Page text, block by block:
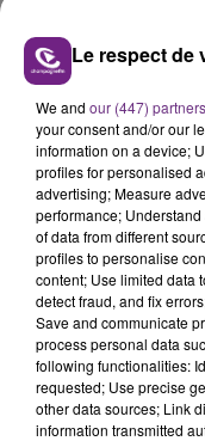
LE MAGASIN
SES PORTES
C'était l'une des
rémois. Le
fermer ses
TITRES
6h40
6h40
Le respect de
We and our (447) partners
your consent and/or our
information on a device;
profiles for personalised
advertising; Measure
performance;
of data from different
profiles to personalise
content; Use limited data
detect fraud, and fix
Save and communicate
process personal data
following functionalities:
requested; Use precise
other data sources; Link
information transmitted